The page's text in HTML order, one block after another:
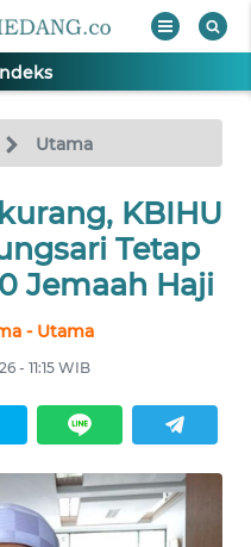
Utama
KBIHU
Tetap
Jemaah Haji
- Utama
- 11:15 WIB